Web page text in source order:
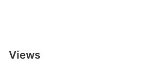
Views